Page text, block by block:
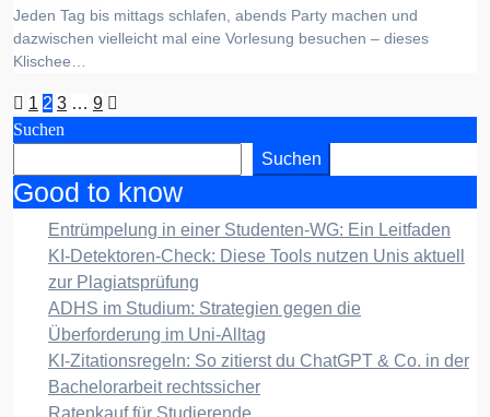
Jeden Tag bis mittags schlafen, abends Party machen und
dazwischen vielleicht mal eine Vorlesung besuchen – dieses
Klischee…
Seitennummerierung
der
Beiträge
1 2 3 … 9
Suchen
Suchen
Good to know
Entrümpelung in einer Studenten-WG: Ein Leitfaden
KI-Detektoren-Check: Diese Tools nutzen Unis aktuell
zur Plagiatsprüfung
ADHS im Studium: Strategien gegen die
Überforderung im Uni-Alltag
KI-Zitationsregeln: So zitierst du ChatGPT & Co. in der
Bachelorarbeit rechtssicher
Ratenkauf für Studierende